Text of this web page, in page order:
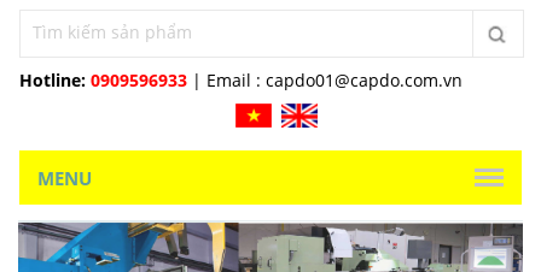
Hotline: 0909596933 | Email : capdo01@capdo.com.vn
MENU